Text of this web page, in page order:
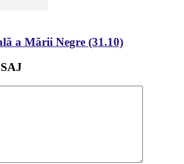
a Mării Negre (31.10)